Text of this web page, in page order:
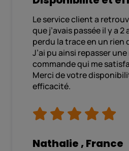
Le service client a
que j’avais passée il y a
perdu la trace en un rien
J’ai pu ainsi repasser
commande qui me
Merci de votre
efficacité.
Nathalie , France